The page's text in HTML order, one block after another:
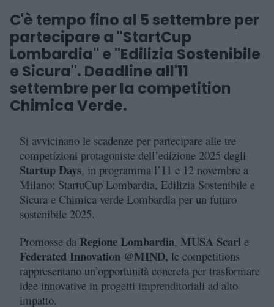
C'è tempo fino al 5 settembre per
partecipare a "StartCup
Lombardia" e "Edilizia Sostenibile
e Sicura". Deadline all'11
settembre per la competition
Chimica Verde.
Si avvicinano le scadenze per partecipare alle tre
competizioni protagoniste dell’edizione 2025 degli
Startup Days, in programma l’11 e 12 novembre a
Milano: StartuCup Lombardia, Edilizia Sostenibile e
Sicura e Chimica verde Lombardia per un futuro
sostenibile 2025.
Promosse da Regione Lombardia, MUSA Scarl e
Federated Innovation @MIND, le competitions
rappresentano un’opportunità concreta per trasformare
idee innovative in progetti imprenditoriali ad alto
impatto.